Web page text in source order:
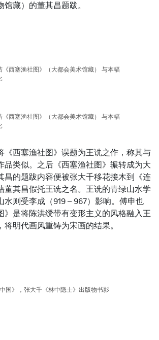
藏）的董其昌题跋。
《西塞渔社图》（大都会美术馆藏） 与本幅
《西塞渔社图》（大都会美术馆藏） 与本幅
《西塞渔社图》误题为王诜之作，称其与
品类似。之后《西塞渔社图》辗转成为大
昌的题跋内容便被张大千移花接木到《连
董其昌假托王诜之名。王诜的青绿山水学
水则受李成（919 – 967）影响。傅申也
》是将陈洪绶带有变形主义的风格融入王
将明代画风重铸为宋画的结果。
中国》，张大千《林中隐士》出版物书影